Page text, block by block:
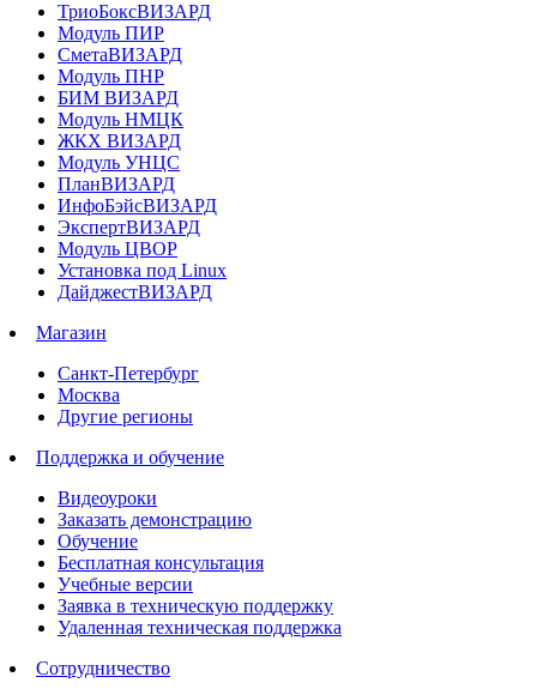
ТриоБоксВИЗАРД
Модуль ПИР
СметаВИЗАРД
Модуль ПНР
БИМ ВИЗАРД
Модуль НМЦК
ЖКХ ВИЗАРД
Модуль УНЦС
ПланВИЗАРД
ИнфоБэйсВИЗАРД
ЭкспертВИЗАРД
Модуль ЦВОР
Установка под Linux
ДайджестВИЗАРД
Магазин
Санкт-Петербург
Москва
Другие регионы
Поддержка и обучение
Видеоуроки
Заказать демонстрацию
Обучение
Бесплатная консультация
Учебные версии
Заявка в техническую поддержку
Удаленная техническая поддержка
Сотрудничество